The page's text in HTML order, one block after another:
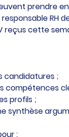
prendre
responsable RH
reçus cette
candidatures ;
compétences
profils ;
synthèse
: